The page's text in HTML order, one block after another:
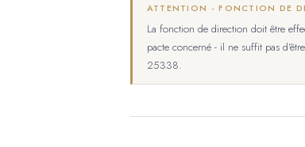
ATTENTION - FONCTION DE
La fonction de direction doit être
pacte concerné - il ne suffit pas
25338.